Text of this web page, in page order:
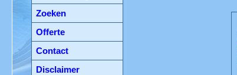
Zoeken
Offerte
Contact
Disclaimer